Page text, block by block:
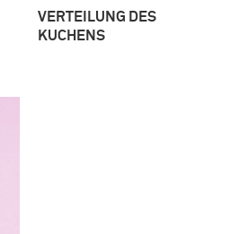
VERTEILUNG DES
KUCHENS